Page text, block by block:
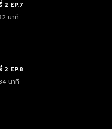
2 EP.7
นาที
2 EP.8
นาที